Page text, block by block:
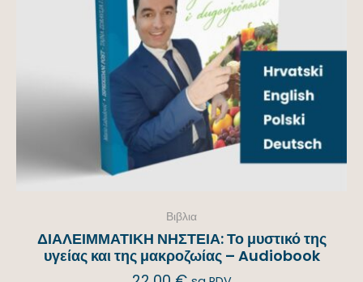
Βιβλια
ΔΙΑΛΕΙΜΜΑΤΙΚΗ ΝΗΣΤΕΙΑ: Το μυστικό της
υγείας και της μακροζωίας – Audiobook